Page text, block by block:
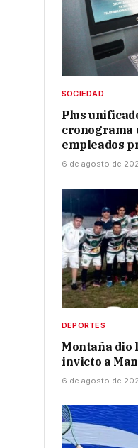
SOCIEDAD
Plus
cronograma
empleados
6 de agosto de
DEPORTES
Montaña dio
invicto a
6 de agosto de